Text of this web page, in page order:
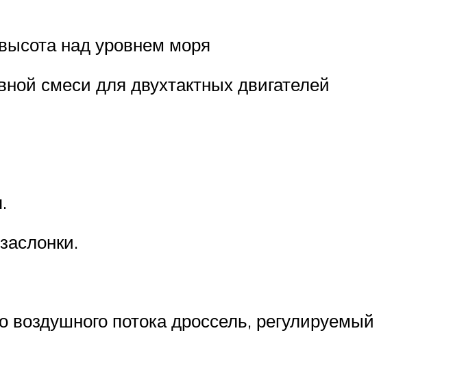
над уровнем моря
смеси для двухтактных двигателей
воздушного потока дроссель, регулируемый